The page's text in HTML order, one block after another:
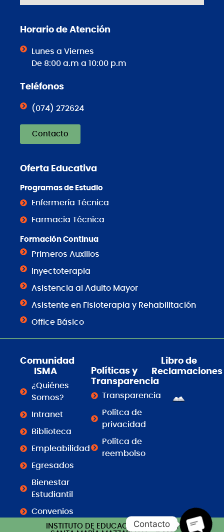
Horario de Atención
Lunes a Viernes
De 8:00 a.m a 10:00 p.m
Teléfonos
(074) 272624
Contacto
Oferta Educativa
Programas de Estudio
Enfermería Técnica
Farmacia Técnica
Formación Continua
Primeros Auxilios
Inyectoterapia
Asistencia al Adulto Mayor
Asistente en Fisioterapia y Rehabilitación
Office Básico
Comunidad
ISMA
¿Quiénes
Somos?
Intranet
Biblioteca
Empleabilidad
Egresados
Bienestar
Estudiantil
Convenios
Políticas y
Transparencia
Transparencia
Polítca de
privacidad
Polítca de
reembolso
Libro de
Reclamaciones
INSTITUTO DE EDUCACIÓN SUPERIOR
Contacto